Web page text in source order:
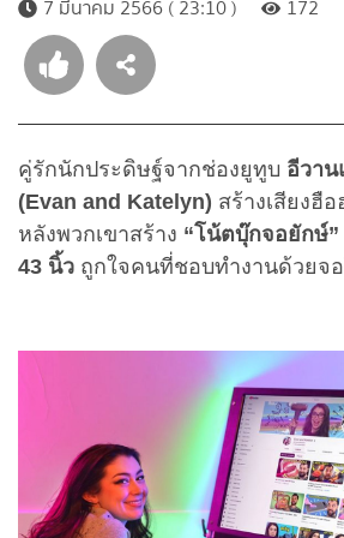
7 มีนาคม 2566 ( 23:10 )
172
คู่รักนักประดิษฐ์จากช่องยูทูบ อีวา
(Evan and Katelyn) สร้างเสียงฮื
หลังพวกเขาสร้าง “โน้ตบุ๊กจอยักษ์”
43 นิ้ว ถูกใจคนที่ชอบทำงานด้วยจ